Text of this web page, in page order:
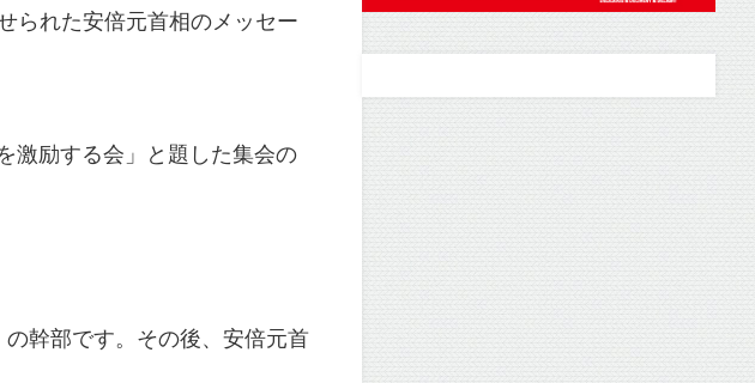
られた安倍元首相のメッセー
激励する会」と題した集会の
幹部です。その後、安倍元首